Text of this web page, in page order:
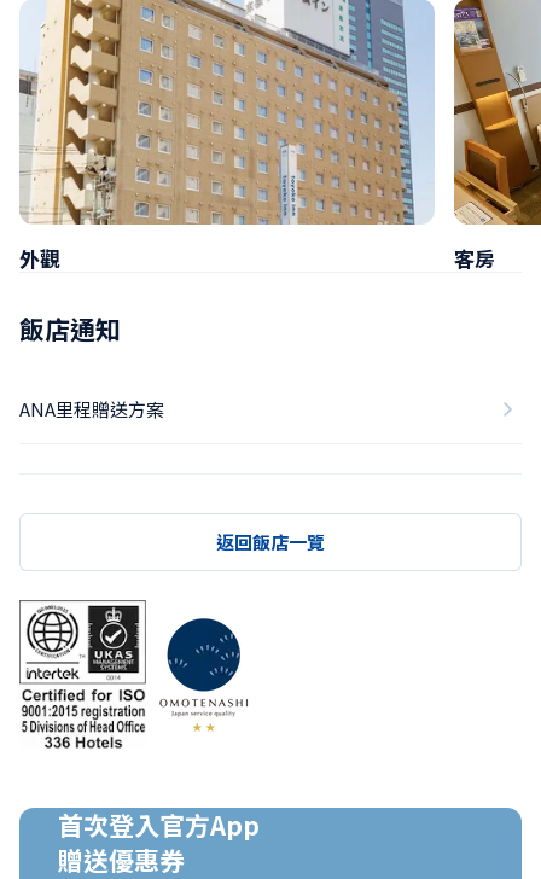
外觀 客房
飯店通知
ANA里程贈送方案
返回飯店一覽
首次登入官方App
贈送優惠券